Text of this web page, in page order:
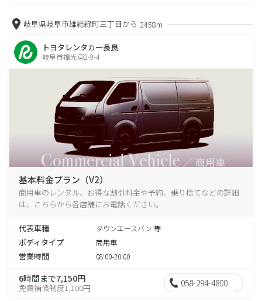
岐阜県岐阜市雄総緑町三丁目から 2458m
トヨタレンタカー長良
岐阜市福光東2-9-4
基本料金プラン（V2）
商用車のレンタル、お得な割引料金や予約、乗り捨てなどの詳細
は、こちらから各店舗にお電話ください。
代表車種 タウンエースバン 等
ボディタイプ 商用車
営業時間 08:00-20:00
6時間まで7,150円
免責補償制度1,100円 058-294-4800